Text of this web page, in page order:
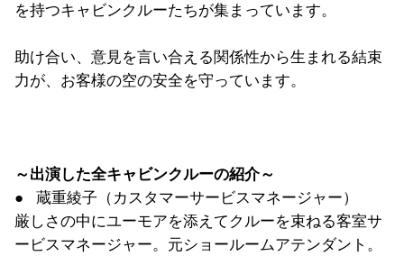
を持つキャビンクルーたちが集まっています。
助け合い、意見を言い合える関係性から生まれる結束
力が、 お客様の空の安全を守っています。
～出演した全キャビンクルーの紹介～
● 蔵重綾子（カスタマーサービスマネージャー）
厳しさの中にユーモアを添えてクルーを束ねる客室サ
ービスマネージャー。元ショールームアテンダント。